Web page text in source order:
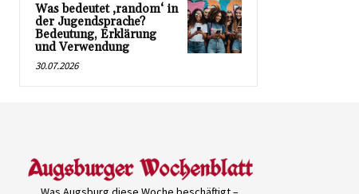
Was bedeutet ‚random‘ in
der Jugendsprache?
Bedeutung, Erklärung
und Verwendung
30.07.2026